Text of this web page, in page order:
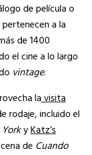
de película o
a la
de 1400
el cine a lo largo
vintage.
lavisita
rodaje, incluido el
yKatz’s
de Cuando